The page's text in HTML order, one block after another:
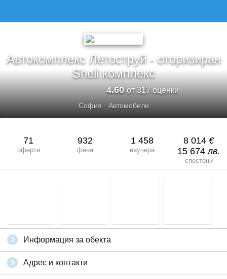
Автокомплекс Летоструй - оторизиран
Shell комплекс
4.60от 317 оценки
София·Автомобили
71
оферти
932
фена
1 458
ваучера
8 014 €
15 674лв.
спестени
Информация за обекта
Адрес и контакти